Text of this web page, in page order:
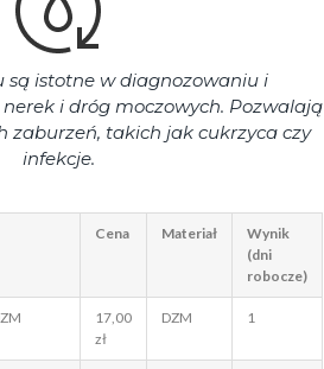
są istotne w diagnozowaniu i
i dróg moczowych. Pozwalają
zaburzeń, takich jak cukrzyca czy
infekcje.
Cena Materiał
Wynik
(dni
robocze)
17,00
zł
DZM 1